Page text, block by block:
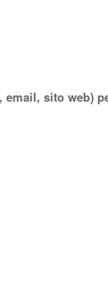
sito web)